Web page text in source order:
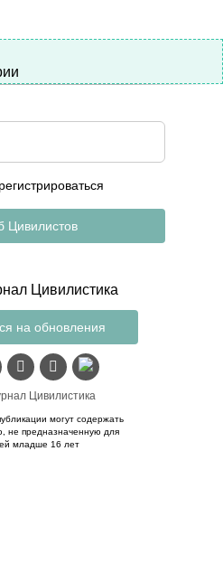
на обновления
Цивилистика
могут содержать
не предназначенную для
младше 16 лет
Цивилистов